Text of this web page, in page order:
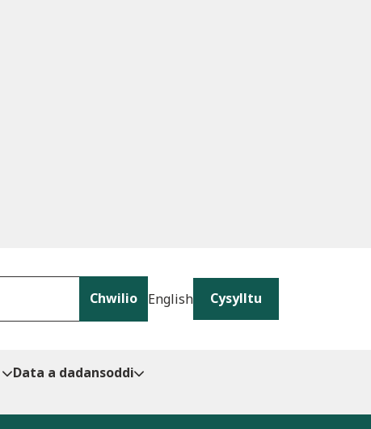
Chwilio English Cysylltu
Data a dadansoddi